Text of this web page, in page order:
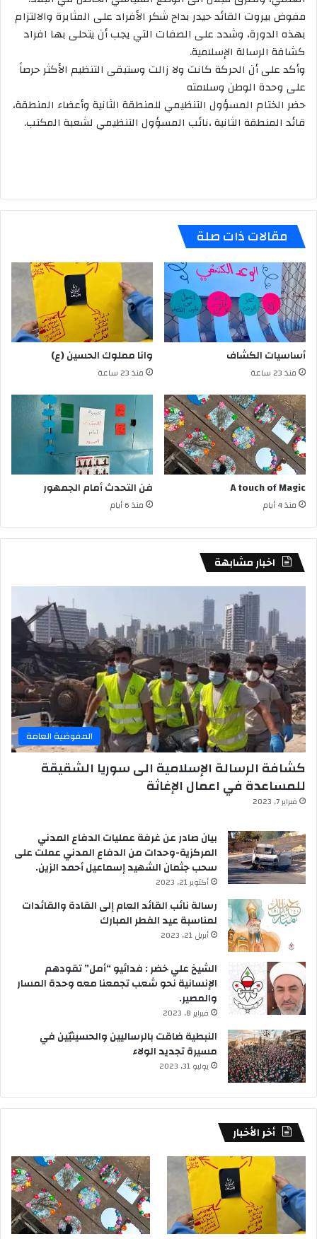
مفوض بيروت القائد حيدر بداح شكر الأفراد على المثابرة والالتزام
بهذه الدورة، وشدد على الصفات التي يجب أن يتحلى بها افراد
كشافة الرسالة الإسلامية.
وأكد على أن الحركة كانت ولا زالت وستبقى التنظيم الأكثر حرصاً
على وحدة الوطن وسلامته
حضر الختام المسؤول التنظيمي للمنطقة الثانية وأعضاء المنطقة،
قائد المنطقة الثانية ،نائب المسؤول التنظيمي لشعبة المكتب.
مقالات ذات صلة
أساسيات الكشاف
منذ 23 ساعة
وانا مملوك الحسين (ع)
منذ 23 ساعة
A touch of Magic
منذ 4 أيام
فن التحدث أمام الجمهور
منذ 6 أيام
اخبار مشابهة
المفوضية العامة
كشافة الرسالة الإسلامية الى سوريا الشقيقة
للمساعدة في اعمال الإغاثة
فبراير 7, 2023
بيان صادر عن غرفة عمليات الدفاع المدني
المركزية-وحدات من الدفاع المدني عملت على
سحب جثمان الشهيد إسماعيل أحمد الزين.
أكتوبر 21, 2023
رسالة نائب القائد العام إلى القادة والقائدات
لمناسبة عيد الفطر المبارك
أبريل 21, 2023
الشيخ علي خضر : فدائيو “أمل” تقودهم
الإنسانية نحو شعب تجمعنا معه وحدة المسار
والمصير.
فبراير 8, 2023
النبطية ضاقت بالرساليين والحسينيّين في
مسيرة تجديد الولاء
يوليو 31, 2023
أخر الأخبار